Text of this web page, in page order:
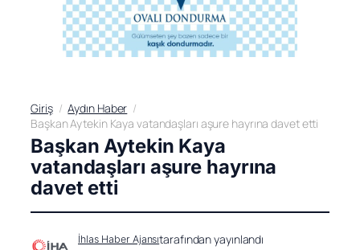
Giriş
Aydın Haber
Başkan Aytekin Kaya vatandaşları aşure hayrına davet etti
Başkan Aytekin Kaya
vatandaşları aşure hayrına
davet etti
İhlas Haber Ajansıtarafından yayınlandı